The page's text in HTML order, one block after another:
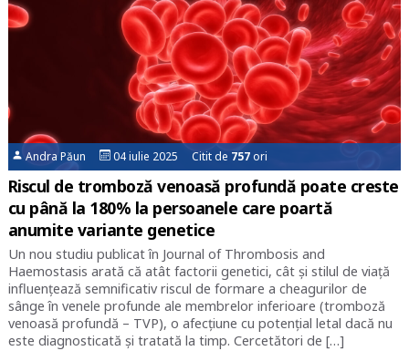
Andra Păun 04 iulie 2025 Citit de 757ori
Riscul de tromboză venoasă profundă poate creste
cu până la 180% la persoanele care poartă
anumite variante genetice
Un nou studiu publicat în Journal of Thrombosis and
Haemostasis arată că atât factorii genetici, cât și stilul de viață
influențează semnificativ riscul de formare a cheagurilor de
sânge în venele profunde ale membrelor inferioare (tromboză
venoasă profundă – TVP), o afecțiune cu potențial letal dacă nu
este diagnosticată și tratată la timp. Cercetători de […]